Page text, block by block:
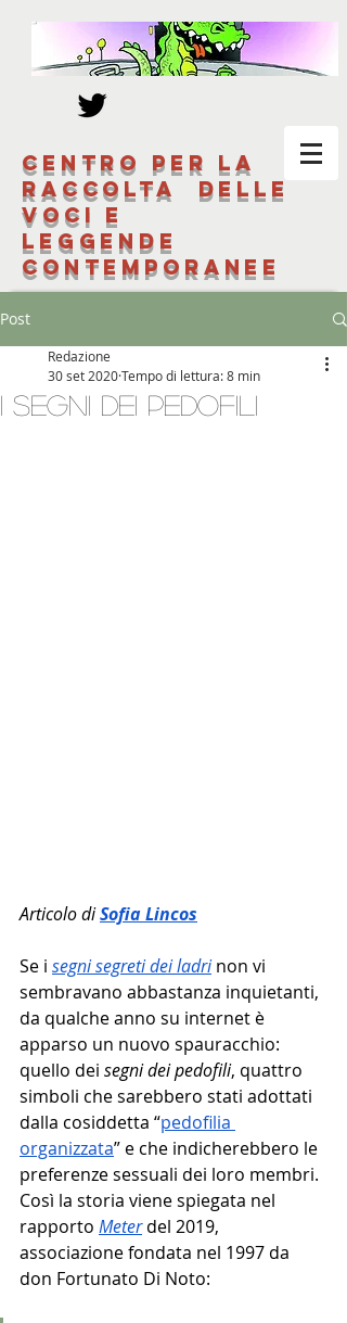
Centro per la
raccolta delle
voci e
leggende
contemporanee
Post
I segni dei pedofili
Redazione
30 set 2020Tempo di lettura: 8 min
Articolo di Sofia Lincos
Se i segni segreti dei ladri non vi
sembravano abbastanza inquietanti,
da qualche anno su internet è
apparso un nuovo spauracchio:
quello dei segni dei pedofili, quattro
simboli che sarebbero stati adottati
dalla cosiddetta “pedofilia
organizzata” e che indicherebbero le
preferenze sessuali dei loro membri.
Così la storia viene spiegata nel
rapporto Meter del 2019,
associazione fondata nel 1997 da
don Fortunato Di Noto: